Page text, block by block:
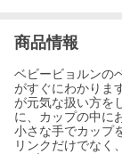
商品情報
ベビービョルンの
がすぐにわかりま
が元気な扱い方を
に、カップの中に
小さな手でカップ
リンクだけでなく